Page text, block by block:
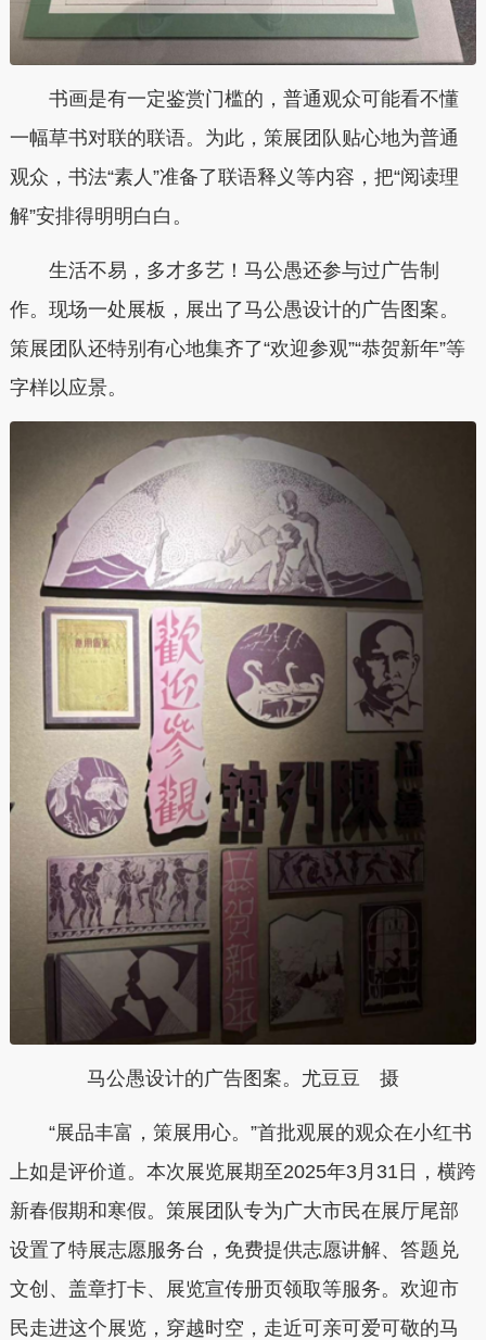
书画是有一定鉴赏门槛的，普通观众可能看不懂
一幅草书对联的联语。为此，策展团队贴心地为普通
观众，书法“素人”准备了联语释义等内容，把“阅读理
解”安排得明明白白。
生活不易，多才多艺！马公愚还参与过广告制
作。现场一处展板，展出了马公愚设计的广告图案。
策展团队还特别有心地集齐了“欢迎参观”“恭贺新年”等
字样以应景。
马公愚设计的广告图案。尤豆豆 摄
“展品丰富，策展用心。”首批观展的观众在小红书
上如是评价道。本次展览展期至2025年3月31日，横跨
新春假期和寒假。策展团队专为广大市民在展厅尾部
设置了特展志愿服务台，免费提供志愿讲解、答题兑
文创、盖章打卡、展览宣传册页领取等服务。欢迎市
民走进这个展览，穿越时空，走近可亲可爱可敬的马